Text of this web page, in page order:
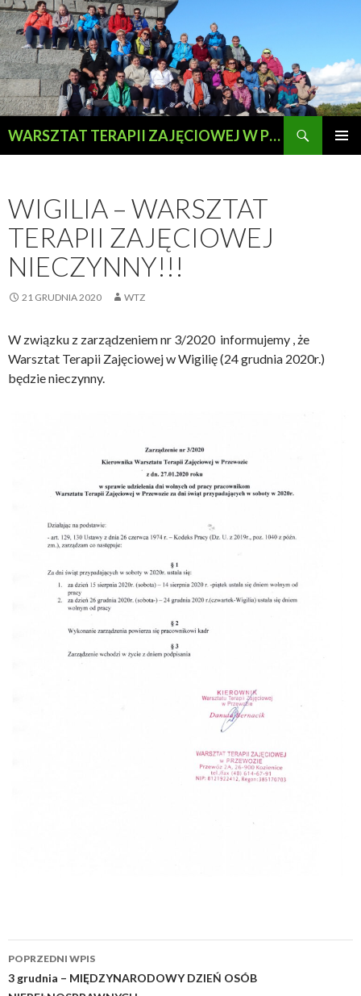
WARSZTAT TERAPII ZAJĘCIOWEJ W PRZEWOZIE
WIGILIA – WARSZTAT
TERAPII ZAJĘCIOWEJ
NIECZYNNY!!!
21 GRUDNIA 2020 WTZ
W związku z zarządzeniem nr 3/2020 informujemy , że
Warsztat Terapii Zajęciowej w Wigilię (24 grudnia 2020r.)
będzie nieczynny.
Zobacz
POPRZEDNI WPIS
3 grudnia – MIĘDZYNARODOWY DZIEŃ OSÓB